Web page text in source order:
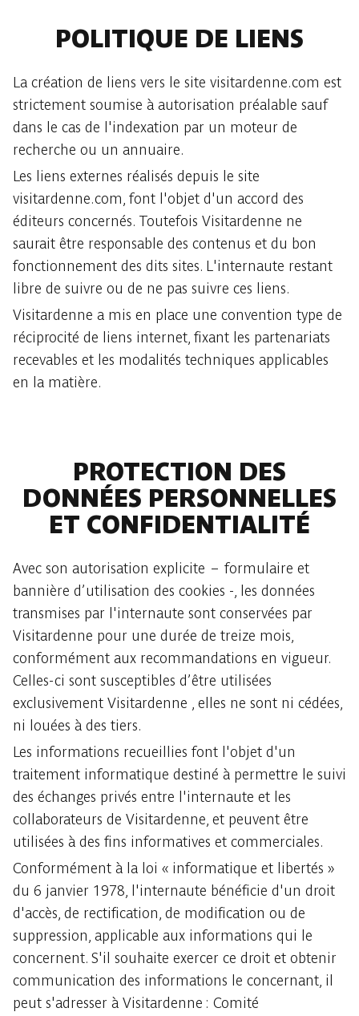
POLITIQUE DE LIENS
La création de liens vers le site visitardenne.com est
strictement soumise à autorisation préalable sauf
dans le cas de l'indexation par un moteur de
recherche ou un annuaire.
Les liens externes réalisés depuis le site
visitardenne.com, font l'objet d'un accord des
éditeurs concernés. Toutefois Visitardenne ne
saurait être responsable des contenus et du bon
fonctionnement des dits sites. L'internaute restant
libre de suivre ou de ne pas suivre ces liens.
Visitardenne a mis en place une convention type de
réciprocité de liens internet, fixant les partenariats
recevables et les modalités techniques applicables
en la matière.
PROTECTION DES
DONNÉES PERSONNELLES
ET CONFIDENTIALITÉ
Avec son autorisation explicite – formulaire et
bannière d’utilisation des cookies -, les données
transmises par l'internaute sont conservées par
Visitardenne pour une durée de treize mois,
conformément aux recommandations en vigueur.
Celles-ci sont susceptibles d’être utilisées
exclusivement Visitardenne , elles ne sont ni cédées,
ni louées à des tiers.
Les informations recueillies font l'objet d'un
traitement informatique destiné à permettre le suivi
des échanges privés entre l'internaute et les
collaborateurs de Visitardenne, et peuvent être
utilisées à des fins informatives et commerciales.
Conformément à la loi « informatique et libertés »
du 6 janvier 1978, l'internaute bénéficie d'un droit
d'accès, de rectification, de modification ou de
suppression, applicable aux informations qui le
concernent. S'il souhaite exercer ce droit et obtenir
communication des informations le concernant, il
peut s'adresser à Visitardenne : Comité